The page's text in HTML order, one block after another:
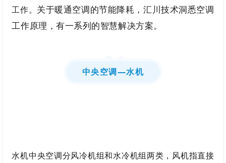
工作。 关于暖通空调的节能降耗， 汇川技术洞悉空调
工作原理，有一系列的智慧解决方案。
01
中央空调—水机
水机中央空调分风冷机组和水冷机组两类，风机指直接